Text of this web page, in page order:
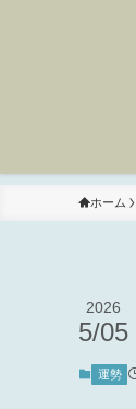
ホーム
2026
5/05
運勢